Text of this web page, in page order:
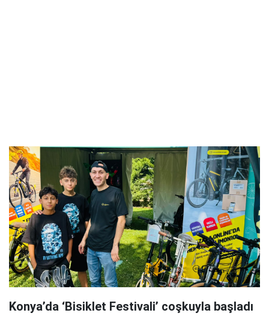
Konya’da ‘Bisiklet Festivali’ coşkuyla başladı